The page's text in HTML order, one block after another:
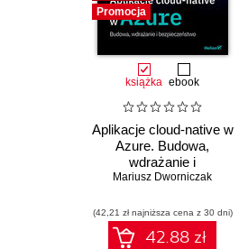
Promocja
książka ebook
Aplikacje cloud-native w
Azure. Budowa,
wdrażanie i
bezpieczeństwo
Mariusz Dworniczak
(42,21 zł najniższa cena z 30 dni)
42.88 zł